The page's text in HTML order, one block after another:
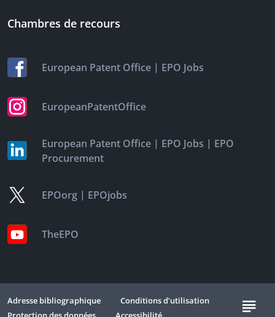
Chambres de recours
European Patent Office | EPO Jobs
EuropeanPatentOffice
European Patent Office | EPO Jobs | EPO
Procurement
EPOorg | EPOjobs
TheEPO
Adresse bibliographique
Conditions d’utilisation